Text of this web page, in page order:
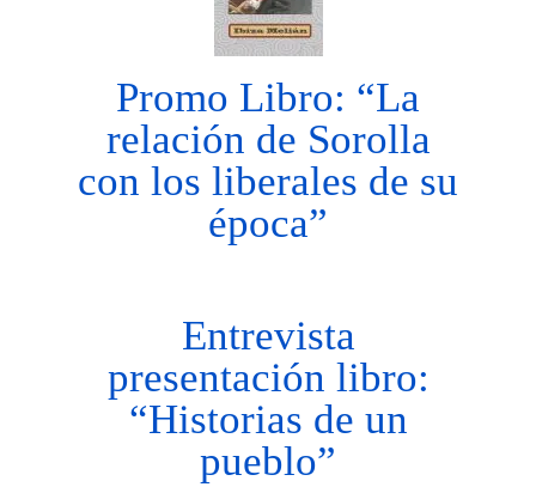
Promo Libro: “La
relación de Sorolla
con los liberales de su
época”
Entrevista
presentación libro:
“Historias de un
pueblo”